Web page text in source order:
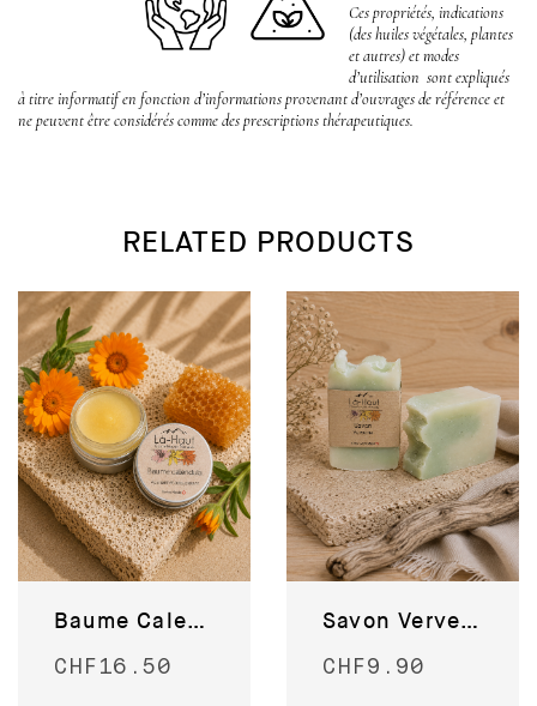
Ces propriétés, indications
(des huiles végétales, plantes
et autres) et modes
d’utilisation sont expliqués
à titre informatif en fonction d’informations provenant d’ouvrages de référence et
ne peuvent être considérés comme des prescriptions thérapeutiques.
RELATED PRODUCTS
Baume Calendula
CHF 16.50
Savon Verveine
CHF 9.90